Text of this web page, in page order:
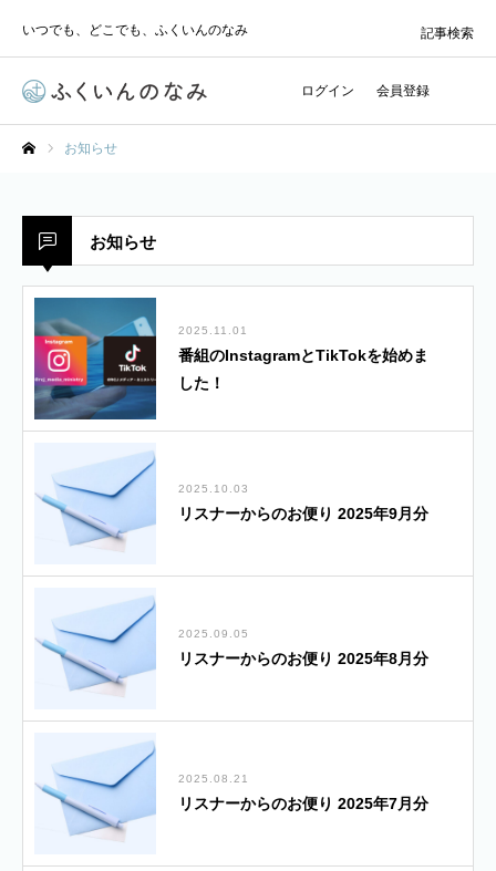
いつでも、どこでも、ふくいんのなみ
ログイン 会員登録
記事検索
お知らせ
お知らせ
2025.11.01
番組のInstagramとTikTokを始めま
した！
2025.10.03
リスナーからのお便り 2025年9月分
2025.09.05
リスナーからのお便り 2025年8月分
2025.08.21
リスナーからのお便り 2025年7月分